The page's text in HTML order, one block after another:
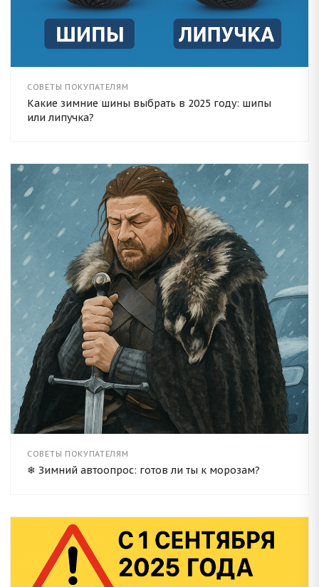
СОВЕТЫ ПОКУПАТЕЛЯМ
Какие зимние шины выбрать в 2025 году: шипы
или липучка?
СОВЕТЫ ПОКУПАТЕЛЯМ
❄ Зимний автоопрос: готов ли ты к морозам?